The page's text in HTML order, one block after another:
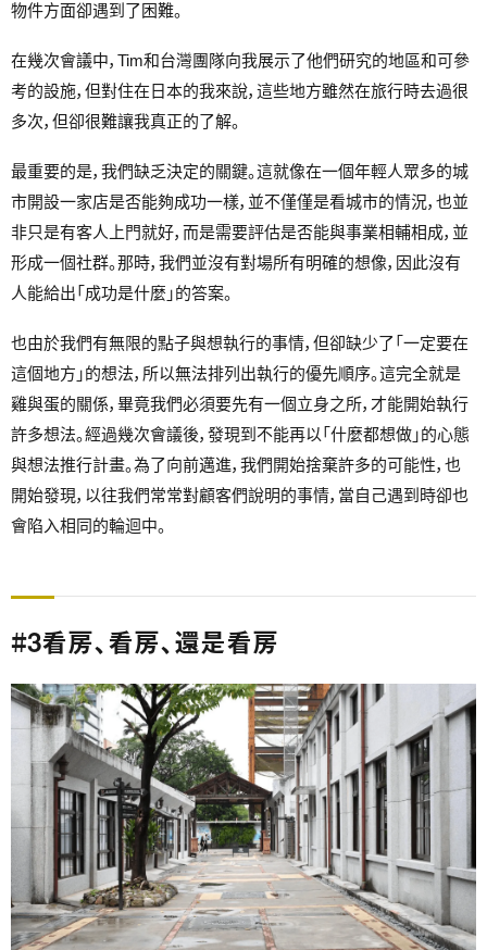
物件方面卻遇到了困難。
在幾次會議中，Tim和台灣團隊向我展示了他們研究的地區和可參
考的設施，但對住在日本的我來說，這些地方雖然在旅行時去過很
多次，但卻很難讓我真正的了解。
最重要的是，我們缺乏決定的關鍵。這就像在一個年輕人眾多的城
市開設一家店是否能夠成功一樣，並不僅僅是看城市的情況，也並
非只是有客人上門就好，而是需要評估是否能與事業相輔相成，並
形成一個社群。那時，我們並沒有對場所有明確的想像，因此沒有
人能給出「成功是什麼」的答案。
也由於我們有無限的點子與想執行的事情，但卻缺少了「一定要在
這個地方」的想法，所以無法排列出執行的優先順序。這完全就是
雞與蛋的關係，畢竟我們必須要先有一個立身之所，才能開始執行
許多想法。經過幾次會議後，發現到不能再以「什麼都想做」的心態
與想法推行計畫。為了向前邁進，我們開始捨棄許多的可能性，也
開始發現，以往我們常常對顧客們說明的事情，當自己遇到時卻也
會陷入相同的輪迴中。
#3看房、看房、還是看房